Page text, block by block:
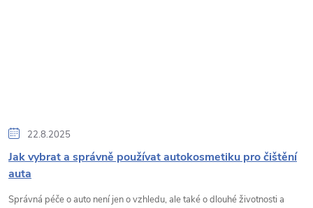
22.8.2025
Jak vybrat a správně používat autokosmetiku pro čištění
auta
Správná péče o auto není jen o vzhledu, ale také o dlouhé životnosti a